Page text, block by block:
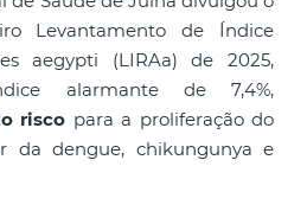
Levantamento de Índice
aegypti (LIRAa) de 2025,
alarmante de 7,4%,
risco para a proliferação do
da dengue, chikungunya e